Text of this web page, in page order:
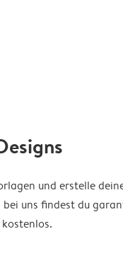
und erstelle
uns findest du